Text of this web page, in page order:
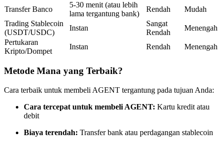
Copy Trading
Bergabunglah dengan pedagang top
Nikmati pembagian keuntungan dan komisi copy trading
Transfer Banco
5-30 menit (atau lebih
lama tergantung bank)
Rendah
Mudah
Trading Stablecoin
(USDT/USDC)
Instan
Sangat
Rendah
Menengah
Pertukaran
Kripto/Dompet
Instan Rendah Menengah
Metode Mana yang Terbaik?
Cara terbaik untuk membeli AGENT tergantung pada tujuan Anda:
Cara tercepat untuk membeli AGENT: Kartu kredit atau
debit
Biaya terendah: Transfer bank atau perdagangan stablecoin